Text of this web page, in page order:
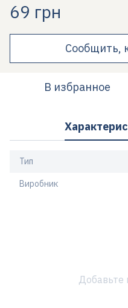
69 грн
Сообщить,
В избранное
Тип
Виробник
Добавьте